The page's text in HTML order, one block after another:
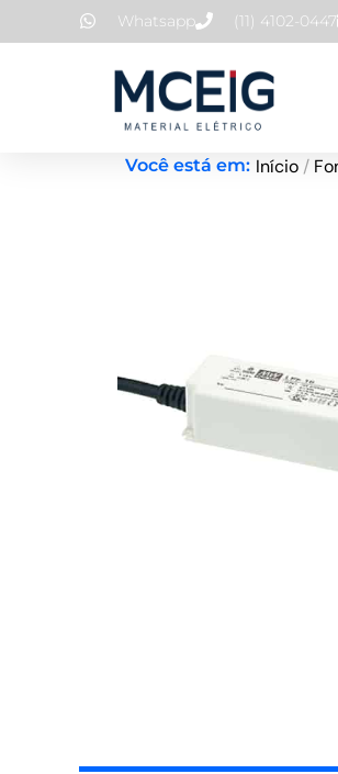
para
Whatsapp (11) 4102-0447
Você está em: Início /